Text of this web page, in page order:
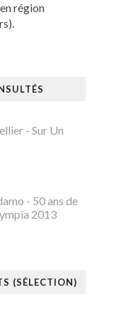
région
- Sur Un
- 50 ans de
2013
(SÉLECTION)